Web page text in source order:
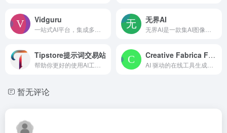
Vidguru 无界AI
Tipstore提示词交易站 Creative Fabrica Font Generator
暂无评论